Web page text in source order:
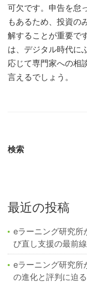
可欠です。申告を怠
もあるため、投資の
解することが重要で
は、デジタル時代に
応じて専門家への相
言えるでしょう。
検索
最近の投稿
eラーニング研究所
び直し支援の最前線
eラーニング研究所
の進化と評判に迫る